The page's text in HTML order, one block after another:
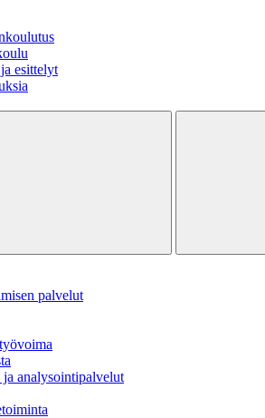
esittelyt
palvelut
ja analysointipalvelut